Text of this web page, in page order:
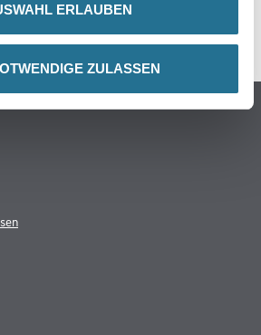
ERLAUBEN
ZULASSEN